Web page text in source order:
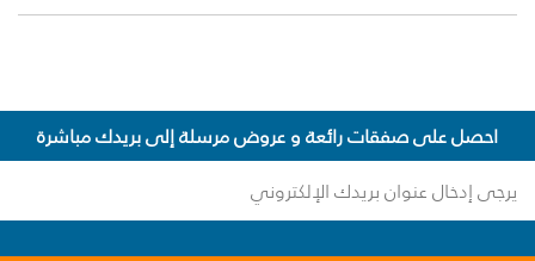
احصل على صفقات رائعة و عروض مرسلة إلى بريدك مباشرة